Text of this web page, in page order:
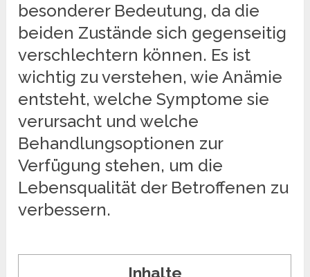
besonderer Bedeutung, da die
beiden Zustände sich gegenseitig
verschlechtern können. Es ist
wichtig zu verstehen, wie Anämie
entsteht, welche Symptome sie
verursacht und welche
Behandlungsoptionen zur
Verfügung stehen, um die
Lebensqualität der Betroffenen zu
verbessern.
Inhalte